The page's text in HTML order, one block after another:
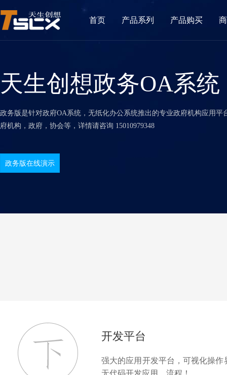
首页 产品系列 产品购买
天生创想政务OA系统
政务版是针对政府OA系统，无纸化办公系统推出的专业政府机构应用平
府机构，政府，协会等，详情请咨询 15010979348
政务版在线演示
开发平台
强大的应用开发平台，可视化操作
无代码开发应用、流程！